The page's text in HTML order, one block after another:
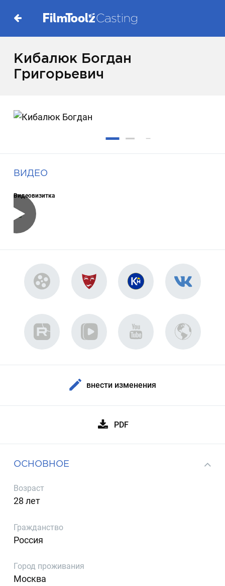
Кибалюк Богдан
Григорьевич
ВИДЕО
Видеовизитка
внести изменения
PDF
ОСНОВНОЕ
Возраст
28 лет
Гражданство
Россия
Город проживания
Москва